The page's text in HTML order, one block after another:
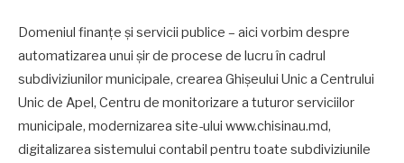
Domeniul finanţe şi servicii publice – aici vorbim despre
automatizarea unui șir de procese de lucru în cadrul
subdiviziunilor municipale, crearea Ghișeului Unic a Centrului
Unic de Apel, Centru de monitorizare a tuturor serviciilor
municipale, modernizarea site-ului www.chisinau.md,
digitalizarea sistemului contabil pentru toate subdiviziunile